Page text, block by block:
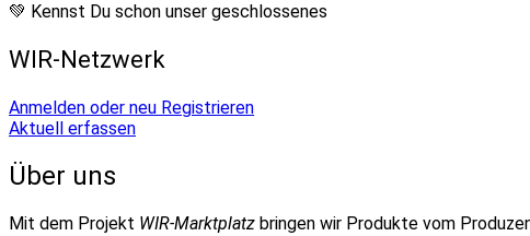
💚 Kennst Du schon unser geschlossenes
WIR-Netzwerk
Anmelden oder neu Registrieren
Aktuell erfassen
Über uns
Mit dem Projekt WIR-Marktplatz bringen wir Produkte vom